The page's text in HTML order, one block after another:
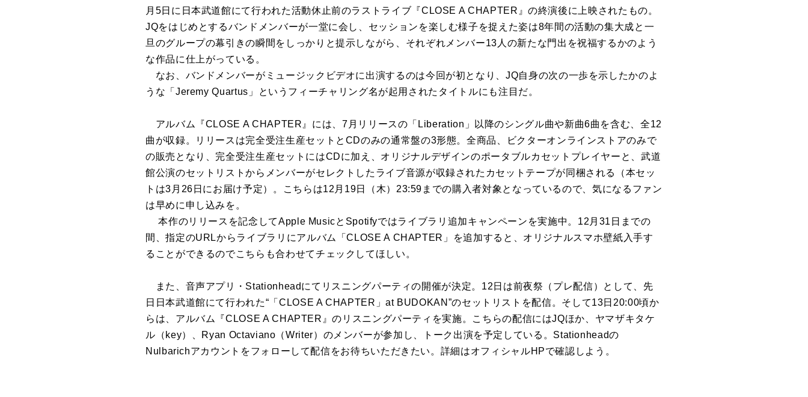
月5日に日本武道館にて行われた活動休止前のラストライブ『CLOSE A CHAPTER』の終演後に上映されたもの。
JQをはじめとするバンドメンバーが一堂に会し、セッションを楽しむ様子を捉えた姿は8年間の活動の集大成と一
旦のグループの幕引きの瞬間をしっかりと提示しながら、それぞれメンバー13人の新たな門出を祝福するかのよう
な作品に仕上がっている。
なお、バンドメンバーがミュージックビデオに出演するのは今回が初となり、JQ自身の次の一歩を示したかのよ
うな「Jeremy Quartus」というフィーチャリング名が起用されたタイトルにも注目だ。
アルバム『CLOSE A CHAPTER』には、7月リリースの「Liberation」以降のシングル曲や新曲6曲を含む、全12
曲が収録。リリースは完全受注生産セットとCDのみの通常盤の3形態。全商品、ビクターオンラインストアのみで
の販売となり、完全受注生産セットにはCDに加え、オリジナルデザインのポータブルカセットプレイヤーと、武道
館公演のセットリストからメンバーがセレクトしたライブ音源が収録されたカセットテープが同梱される（本セッ
トは3月26日にお届け予定）。こちらは12月19日（木）23:59までの購入者対象となっているので、気になるファン
は早めに申し込みを。
本作のリリースを記念してApple MusicとSpotifyではライブラリ追加キャンペーンを実施中。12月31日までの
間、指定のURLからライブラリにアルバム「CLOSE A CHAPTER」を追加すると、オリジナルスマホ壁紙入手す
ることができるのでこちらも合わせてチェックしてほしい。
また、音声アプリ・Stationheadにてリスニングパーティの開催が決定。12日は前夜祭（プレ配信）として、先
日日本武道館にて行われた“「CLOSE A CHAPTER」at BUDOKAN”のセットリストを配信。そして13日20:00頃か
らは、アルバム『CLOSE A CHAPTER』のリスニングパーティを実施。こちらの配信にはJQほか、ヤマザキタケ
ル（key）、Ryan Octaviano（Writer）のメンバーが参加し、トーク出演を予定している。Stationheadの
Nulbarichアカウントをフォローして配信をお待ちいただきたい。詳細はオフィシャルHPで確認しよう。